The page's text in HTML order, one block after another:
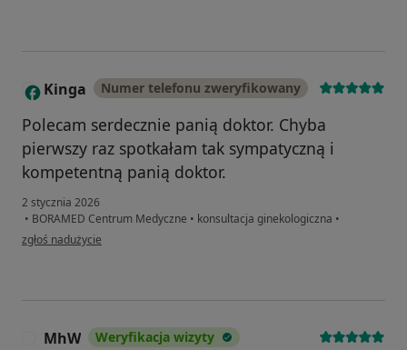
K Kinga Numer telefonu zweryfikowany
Polecam serdecznie panią doktor. Chyba
pierwszy raz spotkałam tak sympatyczną i
kompetentną panią doktor.
2 stycznia 2026
• BORAMED Centrum Medyczne • konsultacja ginekologiczna •
w opinii użytkownika Kinga
zgłoś nadużycie
MhW Weryfikacja wizyty